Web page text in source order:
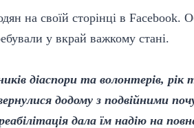
на своїй сторінці в Facebook.
у вкрай важкому стані.
діаспори та волонтерів, рік
додому з подвійними
дала їм надію на